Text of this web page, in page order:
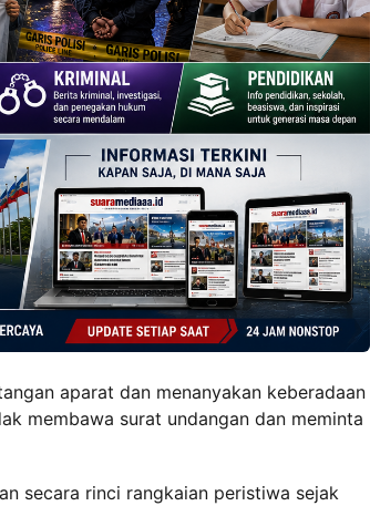
aparat dan menanyakan keberadaan
membawa surat undangan dan meminta
secara rinci rangkaian peristiwa sejak